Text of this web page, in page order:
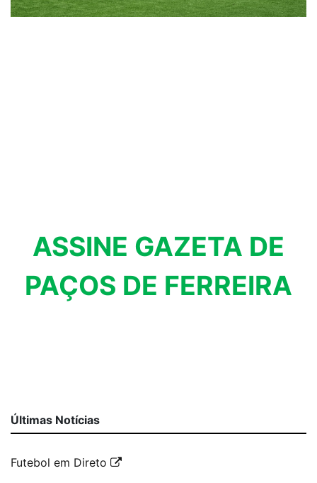
ASSINE GAZETA DE
PAÇOS DE FERREIRA
Últimas Notícias
Futebol em Direto